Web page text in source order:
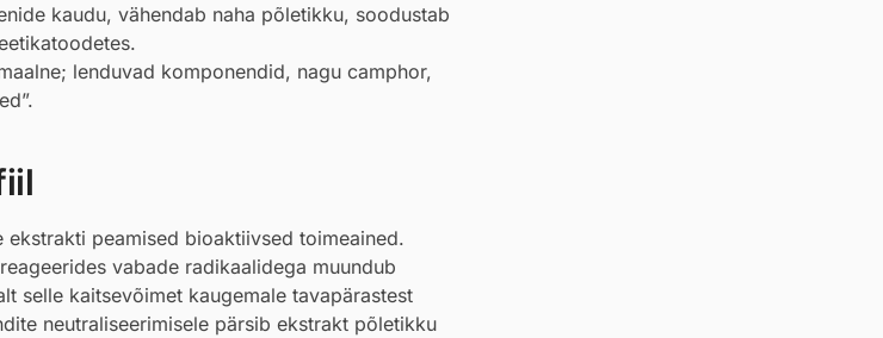
kaudu, vähendab naha põletikku, soodustab
lenduvad komponendid, nagu camphor,
peamised bioaktiivsed toimeained.
vabade radikaalidega muundub
selle kaitsevõimet kaugemale tavapärastest
neutraliseerimisele pärsib ekstrakt põletikku